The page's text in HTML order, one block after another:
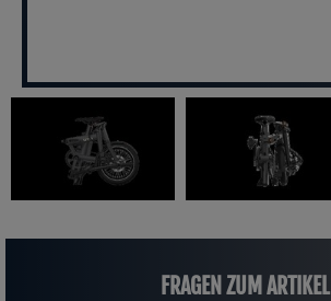
FRAGEN ZUM ARTIKEL